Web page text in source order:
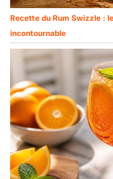
Recette du Rum Swizzle :
incontournable